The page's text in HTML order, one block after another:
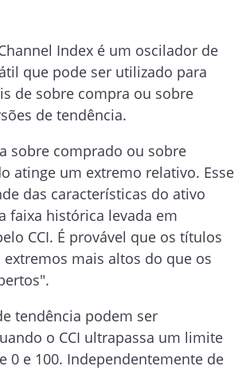
Index é um oscilador de
que pode ser utilizado para
de sobre compra ou sobre
de tendência.
sobre comprado ou sobre
atinge um extremo relativo. Esse
das características do ativo
faixa histórica levada em
CCI. É provável que os títulos
mais altos do que os
tendência podem ser
o CCI ultrapassa um limite
0 e 100. Independentemente de